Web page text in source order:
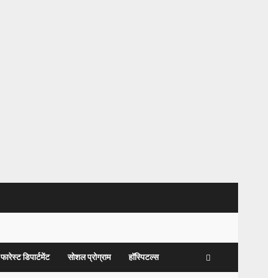
फारेस्ट डिपार्टमेंट सोशल प्रोग्राम हॉस्पिटल्स